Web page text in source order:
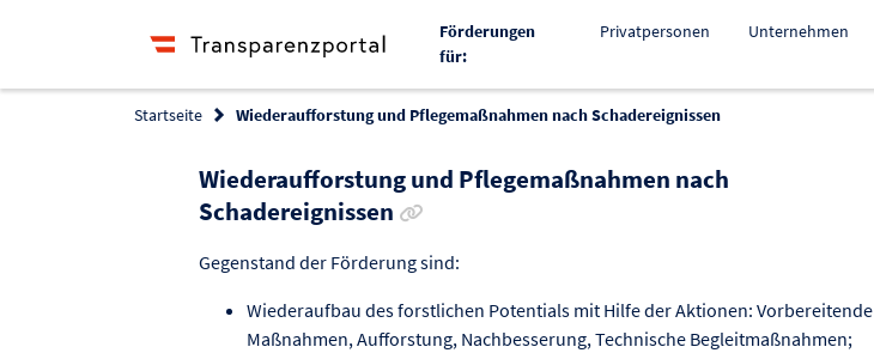
Förderungen
für:
Privatpersonen Unternehmen
Startseite Wiederaufforstung und Pflegemaßnahmen nach Schadereignissen
Wiederaufforstung und Pflegemaßnahmen nach
Schadereignissen
Link zur Förderung kopieren
Gegenstand der Förderung sind:
Wiederaufbau des forstlichen Potentials mit Hilfe der Aktionen: Vorbereitende
Maßnahmen, Aufforstung, Nachbesserung, Technische Begleitmaßnahmen;